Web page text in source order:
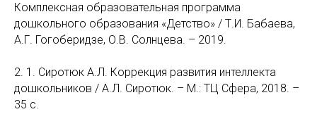
Комплексная образовательная программа
дошкольного образования «Детство» / Т.И. Бабаева,
А.Г. Гогоберидзе, О.В. Солнцева. – 2019.
2. 1. Сиротюк А.Л. Коррекция развития интеллекта
дошкольников / А.Л. Сиротюк. – М.: ТЦ Сфера, 2018. –
35 с.